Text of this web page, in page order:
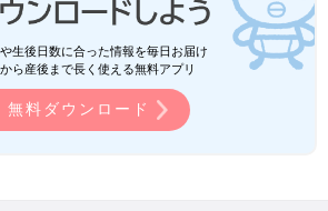
生後日数に合った情報を毎日お届け
ら産後まで長く使える無料アプリ
無料ダウンロード